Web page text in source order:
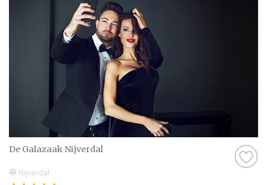
Deze ervaringen zijn waardevol, omdat ze je
een eerlijk beeld geven van wat je kunt
verwachten. Als er nog geen beoordelingen
zijn, kan dat ook een kans zijn. Misschien
mogen jullie wel de eerste zijn die een review
achterlaat! Zo help je niet alleen andere
bruidsparen, maar creëer je ook een
blijvende herinnering aan jullie eigen
ervaring.
Tips voor het kiezen van
Gelegenheidskleding in Almelo
De Galazaak Nijverdal
Nijverdal